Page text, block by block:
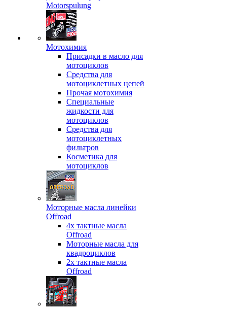
Motorspulung
Мотохимия
Присадки в масло для
мотоциклов
Средства для
мотоциклетных цепей
Прочая мотохимия
Специальные
жидкости для
мотоциклов
Средства для
мотоциклетных
фильтров
Косметика для
мотоциклов
Моторные масла линейки
Offroad
4х тактные масла
Offroad
Моторные масла для
квадроциклов
2х тактные масла
Offroad